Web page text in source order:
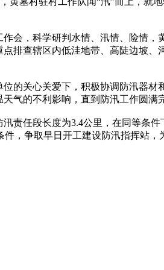
会，科学研判水情、汛情、险情，
排查辖区内低洼地带、高陡边坡、
的关心关爱下，积极协调防汛器材
气的不利影响，直到防汛工作圆满
责任段长度为3.4公里，在同等条
，争取早日开工建设防汛指挥站，